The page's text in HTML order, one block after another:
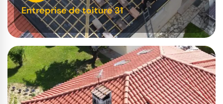
Entreprise de toiture 31